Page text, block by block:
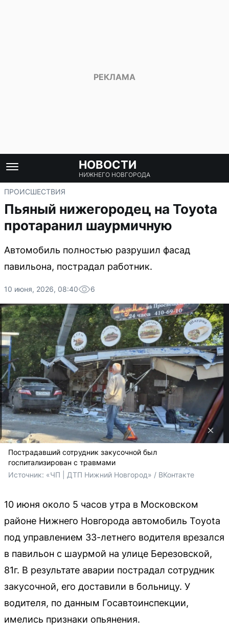
НОВОСТИ
НИЖНЕГО НОВГОРОДА
ПРОИСШЕСТВИЯ
Пьяный нижегородец на Toyota
протаранил шаурмичную
Автомобиль полностью разрушил фасад
павильона, пострадал работник.
10 июня, 2026, 08:40 6
Пострадавший сотрудник закусочной был
госпитализирован с травмами
Источник: «ЧП | ДТП Нижний Новгород» / ВКонтакте
10 июня около 5 часов утра в Московском
районе Нижнего Новгорода автомобиль Toyota
под управлением 33-летнего водителя врезался
в павильон с шаурмой на улице Березовской,
81г. В результате аварии пострадал сотрудник
закусочной, его доставили в больницу. У
водителя, по данным Госавтоинспекции,
имелись признаки опьянения.